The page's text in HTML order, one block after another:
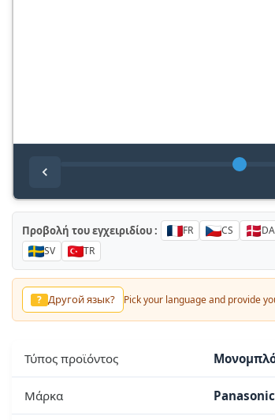
Προβολή του εγχειριδίου : FR CS DA
SV
TR
? Другой язык? Pick your language and provide
Τύπος προϊόντος
Μάρκα Panasonic